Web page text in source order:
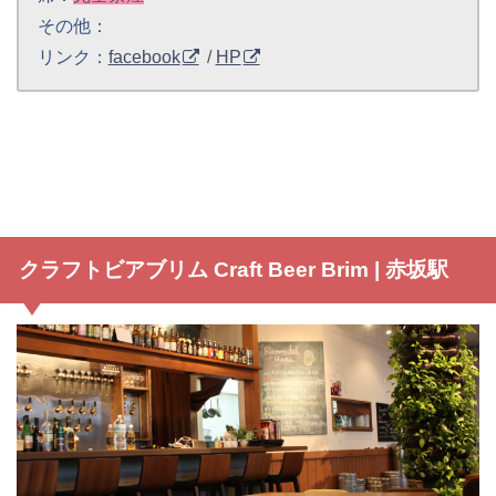
その他：
リンク： facebook / HP
クラフトビアブリム Craft Beer Brim | 赤坂駅